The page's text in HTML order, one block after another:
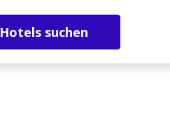
Hotels suchen